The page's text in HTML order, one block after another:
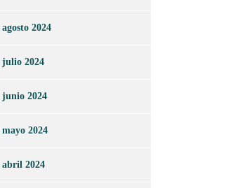
agosto 2024
julio 2024
junio 2024
mayo 2024
abril 2024